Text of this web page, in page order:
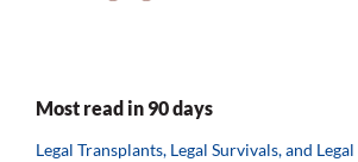
Most read in 90 days
Legal Transplants, Legal Survivals, and